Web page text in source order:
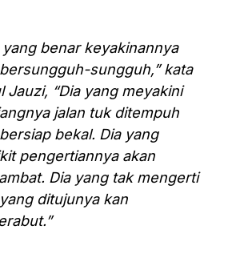
yang benar keyakinannya
sungguh,” kata
Jauzi, “Dia yang meyakini
jalan tuk ditempuh
bekal. Dia yang
pengertiannya akan
Dia yang tak mengerti
ditujunya kan